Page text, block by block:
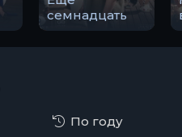
семнадцать
По году